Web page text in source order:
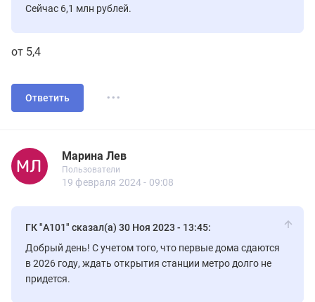
Сейчас 6,1 млн рублей.
от 5,4
Ответить ...
Марина Лев
Марина Лев
Пользователи
Новичок
Пользователи
8 сообщений
19 февраля 2024 - 09:08
ГК "А101" сказал(а) 30 Ноя 2023 - 13:45:
Добрый день! С учетом того, что первые дома сдаются
в 2026 году, ждать открытия станции метро долго не
придется.